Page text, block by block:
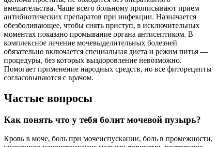
вмешательства. Чаще всего больному прописывают прием
антибиотических препаратов при инфекции. Назначается
обезболивающее, чтобы снять приступ, в исключительных
моментах показано промывание органа антисептиком. В
комплексное лечение мочевыделительных болезней
обязательно включается специальная диета и режим питья —
процедуры, без которых выздоровление невозможно.
Помогает применение народных средств, но все фиторецепты
согласовываются с врачом.
Частые вопросы
Как понять что у тебя болит мочевой пузырь?
Кровь в моче, боль при мочеиспускании, боль в промежности,